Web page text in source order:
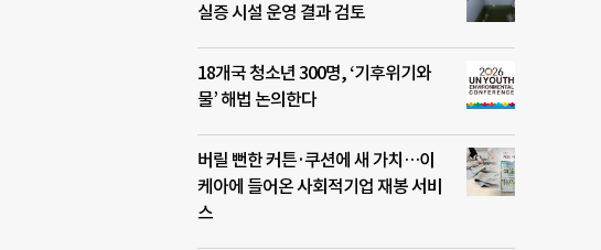
실증 시설 운영 결과 검토
18개국 청소년 300명, ‘기후위기와
물’ 해법 논의한다
버릴 뻔한 커튼·쿠션에 새 가치…이
케아에 들어온 사회적기업 재봉 서비
스